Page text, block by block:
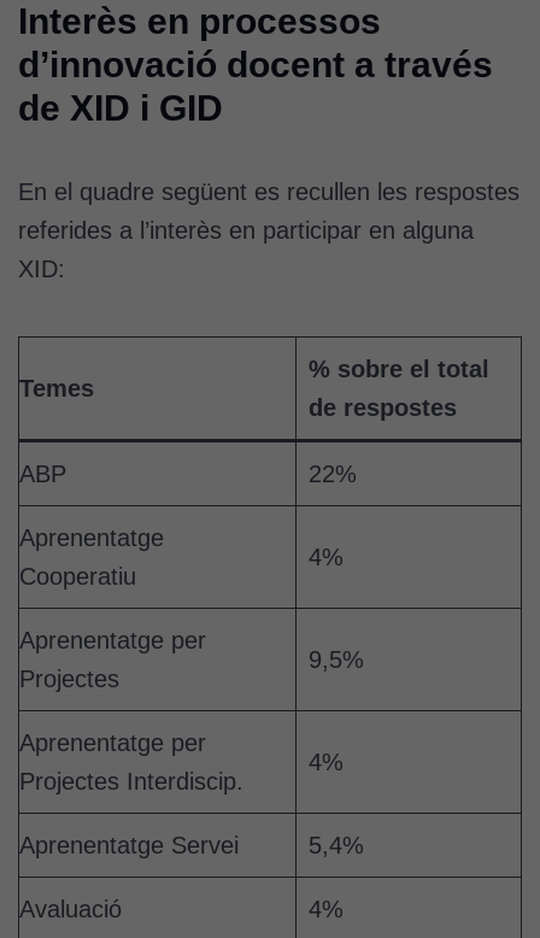
Interès en processos
d’innovació docent a través
de XID i GID
En el quadre següent es recullen les respostes
referides a l’interès en participar en alguna
XID:
Temes
% sobre el total
de respostes
ABP 22%
Aprenentatge
Cooperatiu
4%
Aprenentatge per
Projectes
9,5%
Aprenentatge per
Projectes Interdiscip.
4%
Aprenentatge Servei 5,4%
Avaluació 4%